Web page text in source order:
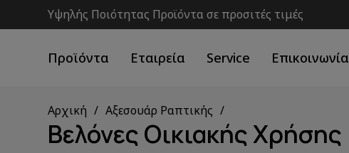
Υψηλής Ποιότητας Προϊόντα σε προσιτές τιμές
Προϊόντα Εταιρεία Service Επικοινωνία
Αρχική Αξεσουάρ Ραπτικής
Βελόνες Οικιακής Χρήσης